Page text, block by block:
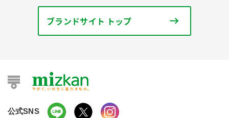
ブランドサイト トップ
公式SNS